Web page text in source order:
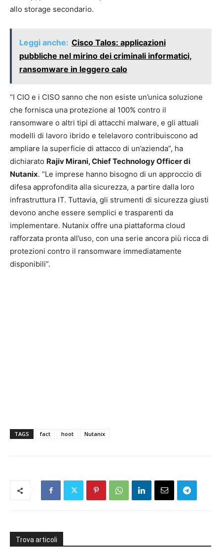
allo storage secondario.
Leggi anche: Cisco Talos: applicazioni
pubbliche nel mirino dei criminali informatici,
ransomware in leggero calo
“I CIO e i CISO sanno che non esiste un’unica soluzione
che fornisca una protezione al 100% contro il
ransomware o altri tipi di attacchi malware, e gli attuali
modelli di lavoro ibrido e telelavoro contribuiscono ad
ampliare la superficie di attacco di un’azienda”, ha
dichiarato Rajiv Mirani, Chief Technology Officer di
Nutanix. “Le imprese hanno bisogno di un approccio di
difesa approfondita alla sicurezza, a partire dalla loro
infrastruttura IT. Tuttavia, gli strumenti di sicurezza giusti
devono anche essere semplici e trasparenti da
implementare. Nutanix offre una piattaforma cloud
rafforzata pronta all’uso, con una serie ancora più ricca di
protezioni contro il ransomware immediatamente
disponibili”.
TAGS fact hoot Nutanix
Trova articoli